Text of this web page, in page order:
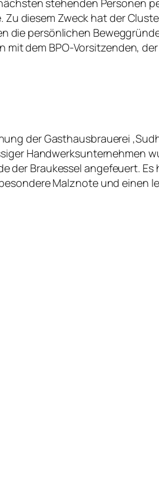
stehenden Personen
diesem Zweck hat der
die persönlichen
dem BPO-Vorsitzenden,
der Gasthausbrauerei
Handwerksunternehmen
der Braukessel angefeuert.
Malznote und einen